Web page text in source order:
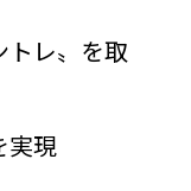
トレ〟を取
実現